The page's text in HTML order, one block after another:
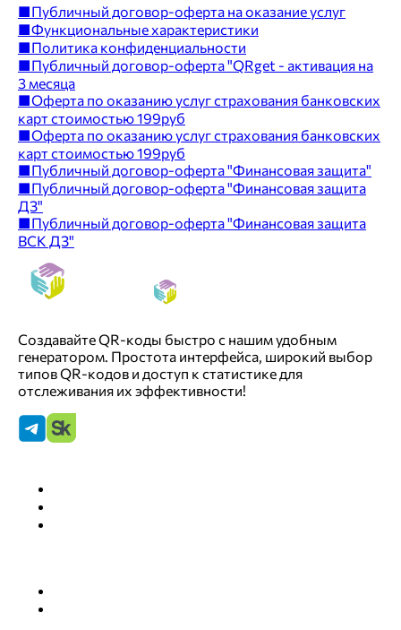
■Публичный договор-оферта на оказание услуг
■Функциональные характеристики
■Политика конфиденциальности
■Публичный договор-оферта "QRget - активация на
3 месяца
■Оферта по оказанию услуг страхования банковских
карт стоимостью 199руб
■Оферта по оказанию услуг страхования банковских
карт стоимостью 199руб
■Публичный договор-оферта "Финансовая защита"
■Публичный договор-оферта "Финансовая защита
ДЗ"
■Публичный договор-оферта "Финансовая защита
ВСК ДЗ"
Создавайте QR-коды быстро с нашим удобным
генератором. Простота интерфейса, широкий выбор
типов QR-кодов и доступ к статистике для
отслеживания их эффективности!